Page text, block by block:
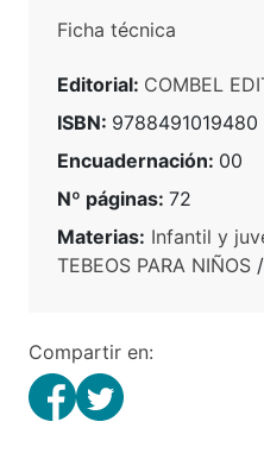
Ficha técnica
Editorial: COMBEL
ISBN: 9788491019480
Encuadernación: 00
Nº páginas: 72
Materias: Infantil y
TEBEOS PARA NIÑOS /
Compartir en: